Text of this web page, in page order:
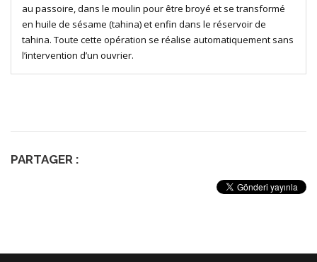
au passoire, dans le moulin pour être broyé et se transformé
en huile de sésame (tahina) et enfin dans le réservoir de
tahina. Toute cette opération se réalise automatiquement sans
l’intervention d’un ouvrier.
PARTAGER :